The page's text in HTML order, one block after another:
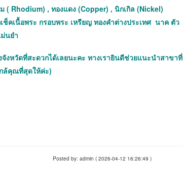
( Rhodium) , ทองแดง (Copper) , นิกเกิล (Nickel)
ช็คเนื้อพระ กรอบพระ เหรียญ ทองคำต่างประเทศ นาค ตัว
นยำ
งหวัดที่สะดวกได้เลยนะคะ ทางเรายินดีช่วยแนะนำสาขาที่
ล้คุณที่สุดให้ค่ะ)
Posted by: admin ( 2026-04-12 16:26:49 )